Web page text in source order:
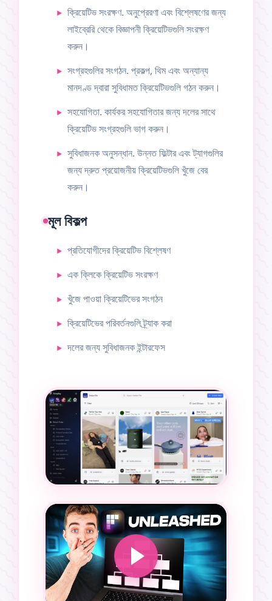
ক্রিয়েটিভ সংরক্ষণ. অনুপ্রেরণা এবং বিশ্লেষণের জন্য
লাইব্রেরি থেকে বিজ্ঞাপনী ক্রিয়েটিভগুলি সংরক্ষণ
করুন।
সংগ্রহগুলির সংগঠন. প্রকল্প, থিম এবং অন্যান্য
মানদণ্ড দ্বারা সুবিধামত ক্রিয়েটিভগুলি গঠন করুন।
সহযোগিতা. কার্যকর সহযোগিতার জন্য দলের সাথে
ক্রিয়েটিভ সংগ্রহগুলি ভাগ করুন।
সুবিধাজনক অনুসন্ধান. উন্নত ফিল্টার এবং ট্যাগগুলির
জন্য দ্রুত প্রয়োজনীয় ক্রিয়েটিভগুলি খুঁজে বের
করুন।
মূল বিকল্প
প্রতিযোগীদের ক্রিয়েটিভ বিশ্লেষণ
এক ক্লিকে ক্রিয়েটিভ সংরক্ষণ
খুঁজে পাওয়া ক্রিয়েটিভের সংগঠন
ক্রিয়েটিভের পরিবর্তনগুলি ট্র্যাক করা
দলের জন্য সুবিধাজনক ইন্টারফেস